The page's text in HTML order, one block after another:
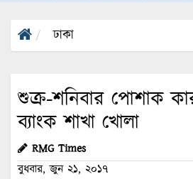
ঢাকা
শুক্র-শনিবার পোশাক
ব্যাংক শাখা খোলা
RMG Times
বুধবার, জুন ২১, ২০১৭